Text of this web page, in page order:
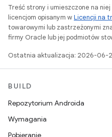
Treść strony i umieszczone na
licencjom opisanym wLicencji na
towarowymi lub zastrzeżonymi
firmy Oracle lub jej podmiotów
Ostatnia aktualizacja: 2026-06-
BUILD
Repozytorium Androida
Wymagania
Pobieranie